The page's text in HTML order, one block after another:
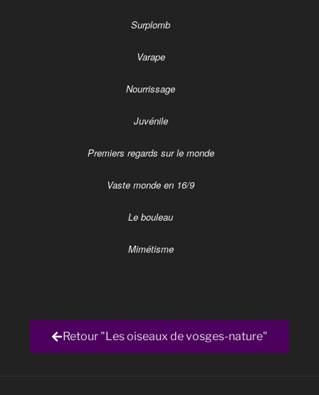
Surplomb
Varape
Nourrissage
Juvénile
Premiers regards sur le monde
Vaste monde en 16/9
Le bouleau
Mimétisme
Retour "Les oiseaux de vosges-nature"